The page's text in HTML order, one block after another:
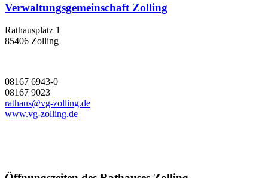
Verwaltungsgemeinschaft Zolling
Rathausplatz 1
85406 Zolling
08167 6943-0
08167 9023
rathaus@vg-zolling.de
www.vg-zolling.de